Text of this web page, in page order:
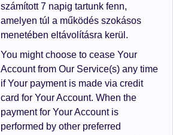
számított 7 napig tartunk fenn,
amelyen túl a működés szokásos
menetében eltávolításra kerül.
You might choose to cease Your
Account from Our Service(s) any time
if Your payment is made via credit
card for Your Account. When the
payment for Your Account is
performed by other preferred